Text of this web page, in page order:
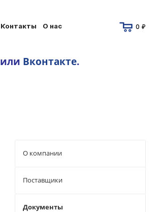
Контакты О нас 0 ₽
или Вконтакте.
О компании
Поставщики
Документы